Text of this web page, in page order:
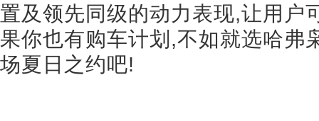
置及领先同级的动力表现,让用户
果你也有购车计划,不如就选哈弗
场夏日之约吧!